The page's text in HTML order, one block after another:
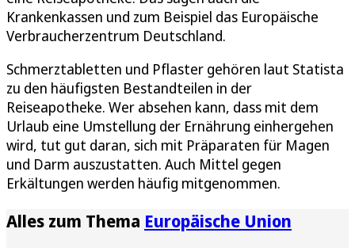
Krankenkassen und zum Beispiel das Europäische
Verbraucherzentrum Deutschland.
Schmerztabletten und Pflaster gehören laut Statista
zu den häufigsten Bestandteilen in der
Reiseapotheke. Wer absehen kann, dass mit dem
Urlaub eine Umstellung der Ernährung einhergehen
wird, tut gut daran, sich mit Präparaten für Magen
und Darm auszustatten. Auch Mittel gegen
Erkältungen werden häufig mitgenommen.
Alles zum Thema Europäische Union